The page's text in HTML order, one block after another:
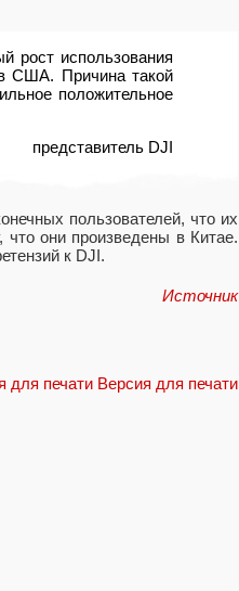
рост использования
в США. Причина такой
положительное
представитель DJI
пользователей, что их
что они произведены в Китае.
к DJI.
Источник
Версия для печати